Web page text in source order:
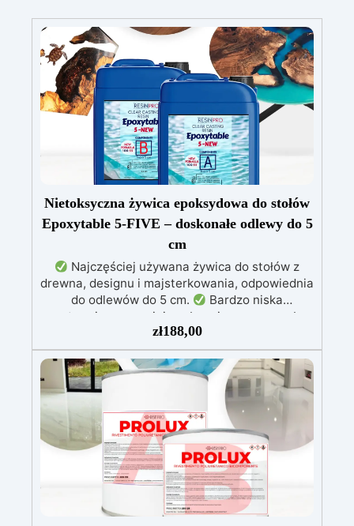
Nietoksyczna żywica epoksydowa do stołów
Epoxytable 5-FIVE – doskonałe odlewy do 5
cm
Najczęściej używana żywica do stołów z
drewna, designu i majsterkowania, odpowiednia
do odlewów do 5 cm.
Bardzo niska
egzotermia zapewniająca bezpieczną pracę bez
Odporna na zarysowania i
żółknięcie dzięki filtrom UV i wysokiej jakości
mechanicznej.
Niska lepkość, eliminująca
pęcherzyki powietrza i zapewniająca gładkie
wykończenie.
Bezpieczna i nietoksyczna,
wolna od BPA/VOC, certyfikowana do
długotrwałego kontaktu ze skórą.
zł188,00